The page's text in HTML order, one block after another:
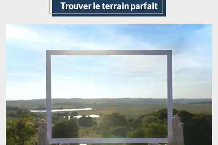
Trouver le terrain parfait